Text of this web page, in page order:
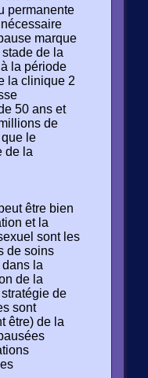
permanente
marque
de la
la période
la clinique 2
50 ans et
de
le
de la
être bien
et la
sont les
de soins
la
de la
de
sont
être) de la